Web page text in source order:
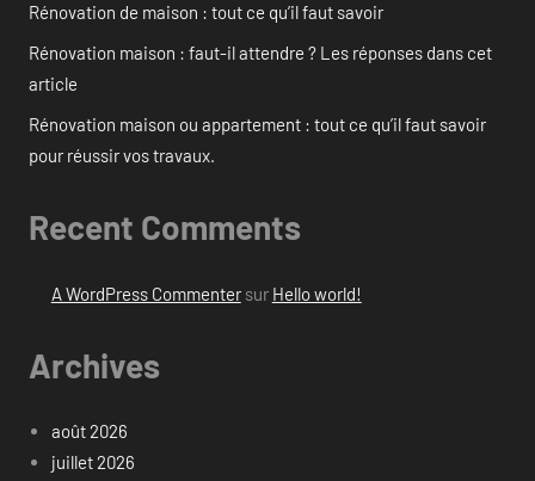
Rénovation de maison : tout ce qu’il faut savoir
Rénovation maison : faut-il attendre ? Les réponses dans cet
article
Rénovation maison ou appartement : tout ce qu’il faut savoir
pour réussir vos travaux.
Recent Comments
A WordPress Commentersur Hello world!
Archives
août 2026
juillet 2026